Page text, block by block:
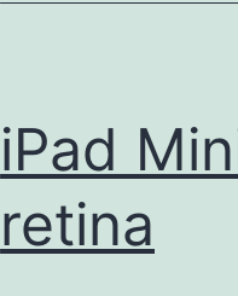
iPad
retina